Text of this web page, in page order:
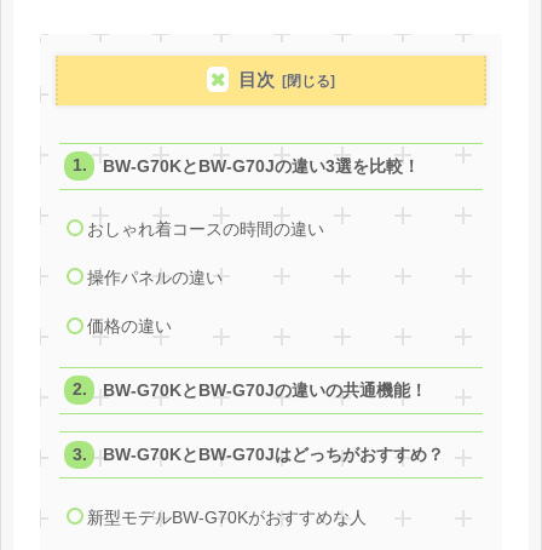
目次
BW-G70KとBW-G70Jの違い3選を比較！
おしゃれ着コースの時間の違い
操作パネルの違い
価格の違い
BW-G70KとBW-G70Jの違いの共通機能！
BW-G70KとBW-G70Jはどっちがおすすめ？
新型モデルBW-G70Kがおすすめな人